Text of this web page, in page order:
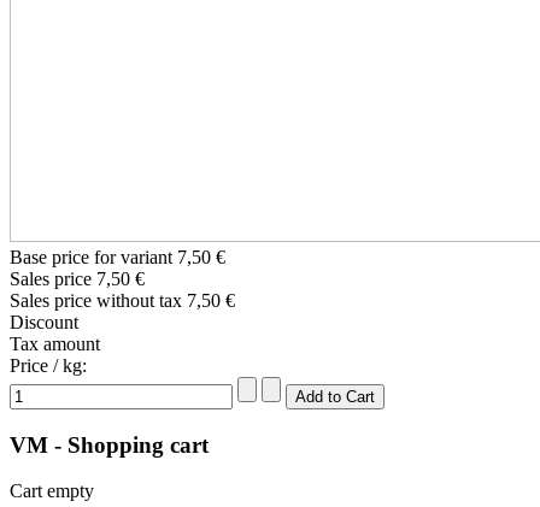
Base price for variant 7,50 €
Sales price 7,50 €
Sales price without tax 7,50 €
Discount
Tax amount
Price / kg:
VM - Shopping cart
Cart empty